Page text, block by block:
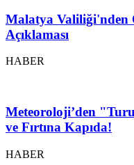
Malatya Valiliği'nden
Açıklaması
HABER
Meteoroloji’den
ve Fırtına Kapıda!
HABER